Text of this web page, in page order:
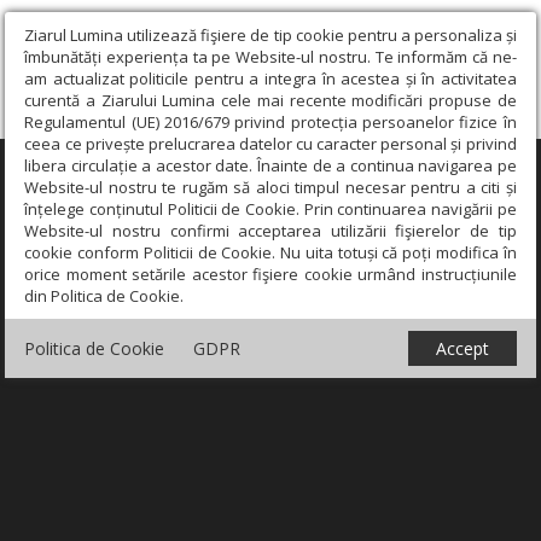
Ziarul Lumina utilizează fişiere de tip cookie pentru a personaliza și
îmbunătăți experiența ta pe Website-ul nostru. Te informăm că ne-
am actualizat politicile pentru a integra în acestea și în activitatea
curentă a Ziarului Lumina cele mai recente modificări propuse de
Regulamentul (UE) 2016/679 privind protecția persoanelor fizice în
ceea ce privește prelucrarea datelor cu caracter personal și privind
libera circulație a acestor date. Înainte de a continua navigarea pe
Website-ul nostru te rugăm să aloci timpul necesar pentru a citi și
înțelege conținutul Politicii de Cookie. Prin continuarea navigării pe
Website-ul nostru confirmi acceptarea utilizării fişierelor de tip
cookie conform Politicii de Cookie. Nu uita totuși că poți modifica în
orice moment setările acestor fişiere cookie urmând instrucțiunile
din Politica de Cookie.
Politica de Cookie GDPR Accept
×